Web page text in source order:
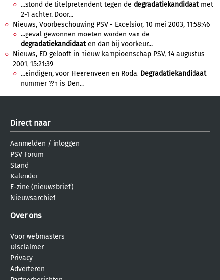
...stond de titelpretendent tegen de degradatiekandidaatmet
2-1 achter. Door...
Nieuws, Voorbeschouwing PSV - Excelsior, 10 mei 2003, 11:58:46
...geval gewonnen moeten worden van de
degradatiekandidaaten dan bij voorkeur...
Nieuws, ED gelooft in nieuw kampioenschap PSV, 14 augustus
2001, 15:21:39
...eindigen, voor Heerenveen en Roda. Degradatiekandidaat
nummer ??n is Den...
Direct naar
Aanmelden / inloggen
PSV Forum
Stand
Kalender
E-zine (nieuwsbrief)
Nieuwsarchief
Over ons
Voor webmasters
Disclaimer
Privacy
Adverteren